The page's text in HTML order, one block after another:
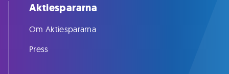
Aktiespararna
Om Aktiespararna
Press